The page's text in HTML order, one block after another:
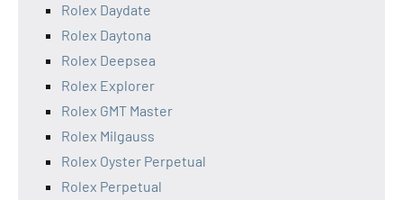
Rolex Daydate
Rolex Daytona
Rolex Deepsea
Rolex Explorer
Rolex GMT Master
Rolex Milgauss
Rolex Oyster Perpetual
Rolex Perpetual